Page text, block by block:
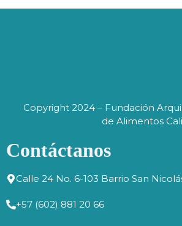
Copyright 2024 – Fundación
de Alimentos Cali
Contáctanos
Calle 24 No. 6-103 Barrio San
+57 (602) 881 20 66